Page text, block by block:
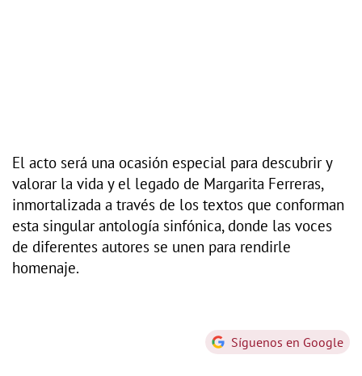
El acto será una ocasión especial para descubrir y
valorar la vida y el legado de Margarita Ferreras,
inmortalizada a través de los textos que conforman
esta singular antología sinfónica, donde las voces
de diferentes autores se unen para rendirle
homenaje.
Síguenos en Google